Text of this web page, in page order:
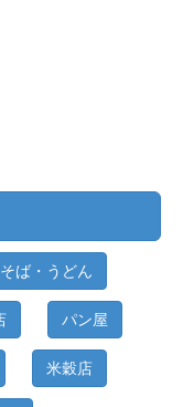
そば・うどん
パン屋
米穀店